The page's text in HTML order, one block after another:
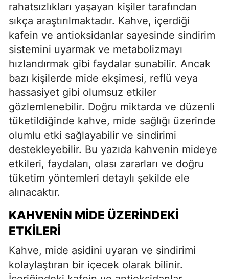
rahatsızlıkları yaşayan kişiler tarafından
sıkça araştırılmaktadır. Kahve, içerdiği
kafein ve antioksidanlar sayesinde sindirim
sistemini uyarmak ve metabolizmayı
hızlandırmak gibi faydalar sunabilir. Ancak
bazı kişilerde mide ekşimesi, reflü veya
hassasiyet gibi olumsuz etkiler
gözlemlenebilir. Doğru miktarda ve düzenli
tüketildiğinde kahve, mide sağlığı üzerinde
olumlu etki sağlayabilir ve sindirimi
destekleyebilir. Bu yazıda kahvenin mideye
etkileri, faydaları, olası zararları ve doğru
tüketim yöntemleri detaylı şekilde ele
alınacaktır.
KAHVENIN MIDE ÜZERINDEKI
ETKILERI
Kahve, mide asidini uyaran ve sindirimi
kolaylaştıran bir içecek olarak bilinir.